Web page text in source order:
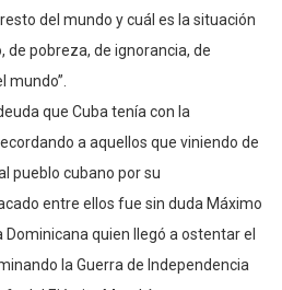
del mundo y cuál es la situación
de pobreza, de ignorancia, de
mundo”.
que Cuba tenía con la
a aquellos que viniendo de
pueblo cubano por su
entre ellos fue sin duda Máximo
quien llegó a ostentar el
la Guerra de Independencia